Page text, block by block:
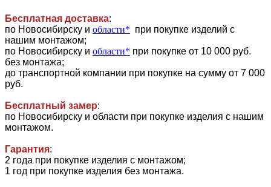
Бесплатная доставка:
по Новосибирску и области* при покупке изделий с
нашим монтажом;
по Новосибирску и области* при покупке от 10 000 руб.
без монтажа;
до транспортной компании при покупке на сумму от 7 000
руб.
Бесплатный замер:
по Новосибирску и области при покупке изделия с нашим
монтажом.
Гарантия:
2 года при покупке изделия с монтажом;
1 год при покупке изделия без монтажа.